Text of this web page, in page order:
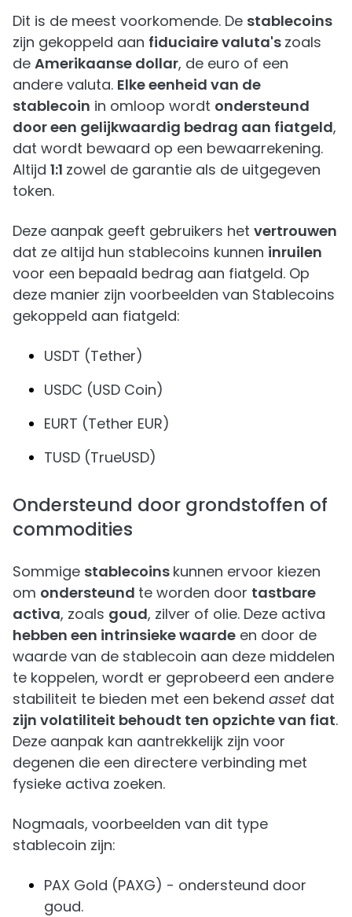
Dit is de meest voorkomende. De stablecoins
zijn gekoppeld aan fiduciaire valuta's zoals
de Amerikaanse dollar, de euro of een
andere valuta. Elke eenheid van de
stablecoin in omloop wordt ondersteund
door een gelijkwaardig bedrag aan fiatgeld,
dat wordt bewaard op een bewaarrekening.
Altijd 1:1 zowel de garantie als de uitgegeven
token.
Deze aanpak geeft gebruikers het vertrouwen
dat ze altijd hun stablecoins kunnen inruilen
voor een bepaald bedrag aan fiatgeld. Op
deze manier zijn voorbeelden van Stablecoins
gekoppeld aan fiatgeld:
USDT (Tether)
USDC (USD Coin)
EURT (Tether EUR)
TUSD (TrueUSD)
Ondersteund door grondstoffen of
commodities
Sommige stablecoins kunnen ervoor kiezen
om ondersteund te worden door tastbare
activa, zoals goud, zilver of olie. Deze activa
hebben een intrinsieke waarde en door de
waarde van de stablecoin aan deze middelen
te koppelen, wordt er geprobeerd een andere
stabiliteit te bieden met een bekend asset dat
zijn volatiliteit behoudt ten opzichte van fiat.
Deze aanpak kan aantrekkelijk zijn voor
degenen die een directere verbinding met
fysieke activa zoeken.
Nogmaals, voorbeelden van dit type
stablecoin zijn:
PAX Gold (PAXG) - ondersteund door
goud.